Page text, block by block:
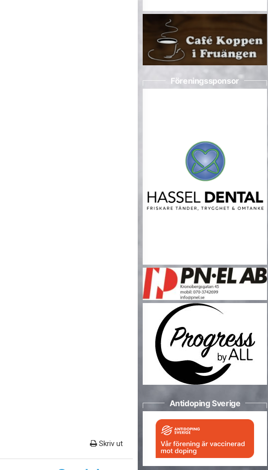
Skriv ut
Föreningssponsor
Antidoping Sverige